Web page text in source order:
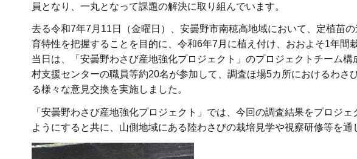
員となり、一丸となって課題の解決に取り組んでいます。
去る令和7年7月11日（金曜日）、安曇野市南穂高地域において、定植苗
育特性を把握することを目的に、令和6年7月に植え付け、おおよそ1年間
当日は、「安曇野わさび産地強化プロジェクト」のプロジェクトチーム
村支援センターの職員等約20名が参加して、調査ほ場5カ所におけるわ
る様々な意見交換を実施しました。
「安曇野わさび産地強化プロジェクト」では、今回の調査結果をプロジ
ようにすると共に、山側地域にある陸わさびの栽培見学や視察研修等を